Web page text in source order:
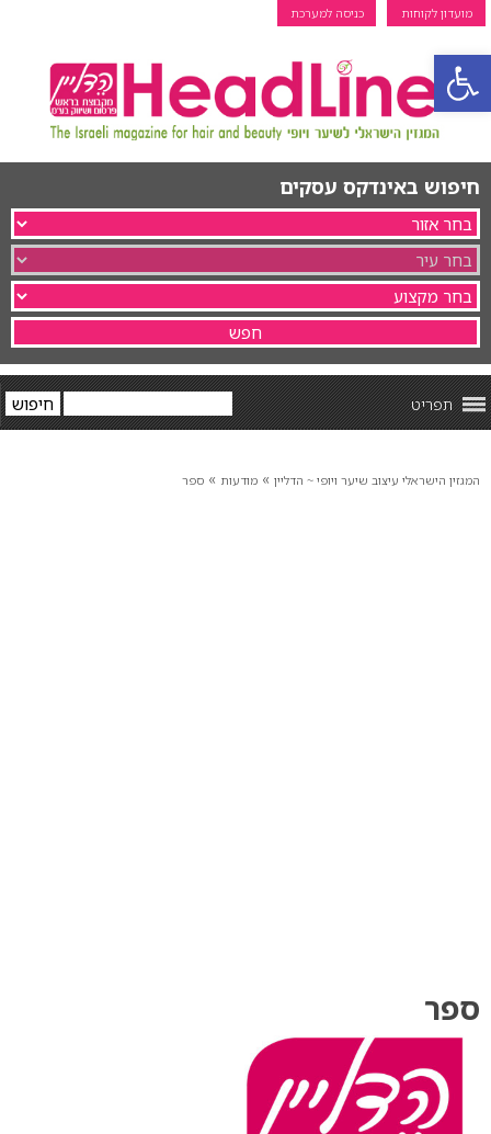
פתח סרגל נגישות
מועדון לקוחות כניסה למערכת
חיפוש באינדקס עסקים
תפריט
המגזין הישראלי עיצוב שיער ויופי ~ הדליין » מודעות » ספר
ספר